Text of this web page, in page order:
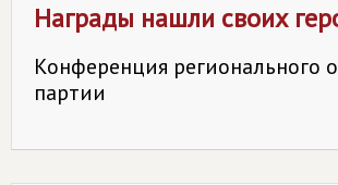
Награды нашли своих
Конференция регионального
партии